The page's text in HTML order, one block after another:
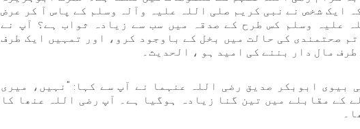
ایک شخص نے نبی کریم صلی اللہ علیہ وآلہ وسلم کے پاس آ کر عرض
علیہ وسلم کس طرح کے صدقہ میں سب سے زیادہ ثواب ہے؟ آپ نے
تم صحتمندی کی حالت میں بخل کے باوجود کرو، اور تمہیں ایک طرف
مال دار بننے کی امید ہو ، الحدیث۔
بیوی ابوبکر صدیق رضی اللہ عنہما نے آپ سے کہا: "نہیں، میری
کے مقابلے میں تین گنا زیادہ ہوگیا ہے۔ آپ رضی اللہ عنھا کا